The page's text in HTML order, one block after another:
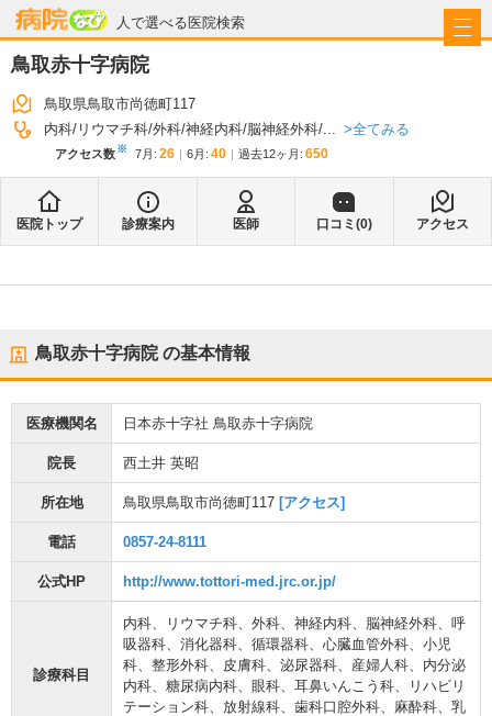
人で選べる医院検索
病院なび
鳥取赤十字病院
鳥取県鳥取市尚徳町117
内科 リウマチ科 外科 神経内科 脳神経外科 ... 全てみる
アクセス数※ 7月 : 26 6月 : 40 過去12ヶ月: 650
医院トップ 診療案内 医師 口コミ(0) アクセス
鳥取赤十字病院の基本情報
医療機関名 日本赤十字社 鳥取赤十字病院
院長 西土井 英昭
所在地 鳥取県鳥取市尚徳町117 [アクセス]
電話 0857-24-8111
公式HP http://www.tottori-med.jrc.or.jp/
診療科目
内科、 リウマチ科、 外科、 神経内科、 脳神経外科、 呼
吸器科、 消化器科、 循環器科、 心臓血管外科、 小児
科、 整形外科、 皮膚科、 泌尿器科、 産婦人科、 内分泌
内科、 糖尿病内科、 眼科、 耳鼻いんこう科、
リハビリ
テーション科、 放射線科、 歯科口腔外科、 麻酔科、 乳